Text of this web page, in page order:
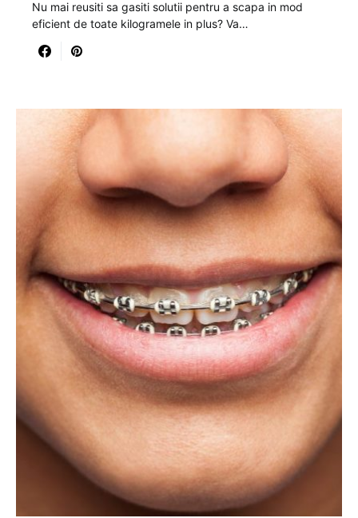
Nu mai reusiti sa gasiti solutii pentru a scapa in mod
eficient de toate kilogramele in plus? Va…